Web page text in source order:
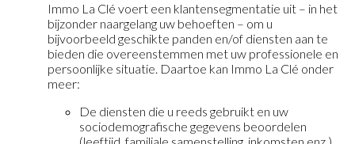
Immo La Clé voert een klantensegmentatie uit – in het
bijzonder naargelang uw behoeften – om u
bijvoorbeeld geschikte panden en/of diensten aan te
bieden die overeenstemmen met uw professionele en
persoonlijke situatie. Daartoe kan Immo La Clé onder
meer:
De diensten die u reeds gebruikt en uw
sociodemografische gegevens beoordelen